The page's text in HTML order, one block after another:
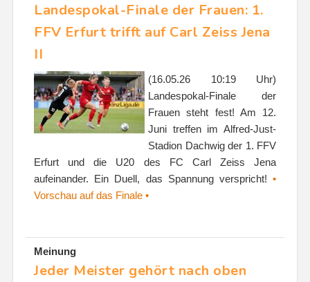
Landespokal-Finale der Frauen: 1.
FFV Erfurt trifft auf Carl Zeiss Jena
II
(16.05.26 10:19 Uhr)
Landespokal-Finale der
Frauen steht fest! Am 12.
Juni treffen im Alfred-Just-
Stadion Dachwig der 1. FFV
Erfurt und die U20 des FC Carl Zeiss Jena
aufeinander. Ein Duell, das Spannung verspricht! •
Vorschau auf das Finale •
Meinung
Jeder Meister gehört nach oben